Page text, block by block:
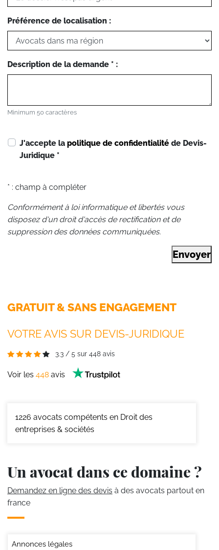
Préférence de localisation :
Description de la demande * :
Minimum 50 caractères
J'accepte la politique de confidentialité de Devis-
Juridique *
* : champ à compléter
Conformément à loi informatique et libertés vous
disposez d'un droit d'accès de rectification et de
suppression des données communiquées.
Envoyer
GRATUIT & SANS ENGAGEMENT
VOTRE AVIS SUR DEVIS-JURIDIQUE
3.3 / 5 sur 448 avis
Voir les 448 avis
1226 avocats compétents en Droit des
entreprises & sociétés
Un avocat dans ce domaine ?
Demandez en ligne des devis à des avocats partout en
france
Annonces légales